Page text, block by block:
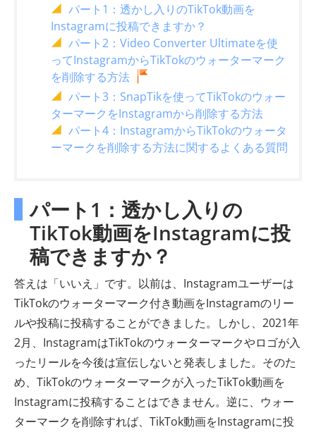
パート1：透かし入りのTikTok動画を
Instagramに投稿できますか？
パート2：Video Converter Ultimateを使
ってInstagramからTikTokのウォーターマーク
を削除する方法
パート3：SnapTikを使ってTikTokのウォー
ターマークをInstagramから削除する方法
パート4：InstagramからTikTokのウォータ
ーマークを削除する方法に関するよくある質問
パート1：透かし入りの
TikTok動画をInstagramに投
稿できますか？
答えは「いいえ」です。以前は、Instagramユーザーは
TikTokのウォーターマーク付き動画をInstagramのリー
ルや投稿に投稿することができました。しかし、2021年
2月、InstagramはTikTokのウォーターマークやロゴが入
ったリールを今後は宣伝しないと発表しました。そのた
め、TikTokのウォーターマークが入ったTikTok動画を
Instagramに投稿することはできません。逆に、ウォー
ターマークを削除すれば、TikTok動画をInstagramに投